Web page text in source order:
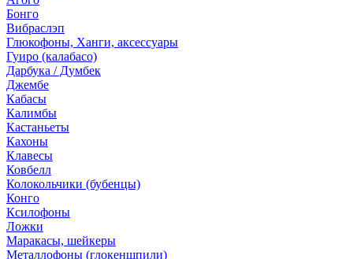
Бонго
Вибраслэп
Глюкофоны, Ханги, аксессуары
Гуиро (калабасо)
Дарбука / Думбек
Джембе
Кабасы
Калимбы
Кастаньеты
Кахоны
Клавесы
Ковбелл
Колокольчики (бубенцы)
Конго
Ксилофоны
Ложки
Маракасы, шейкеры
Металлофоны (глокеншпили)